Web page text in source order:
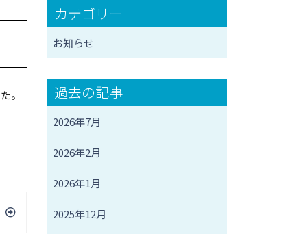
。
カテゴリー
お知らせ
過去の記事
2026年7月
2026年2月
2026年1月
2025年12月